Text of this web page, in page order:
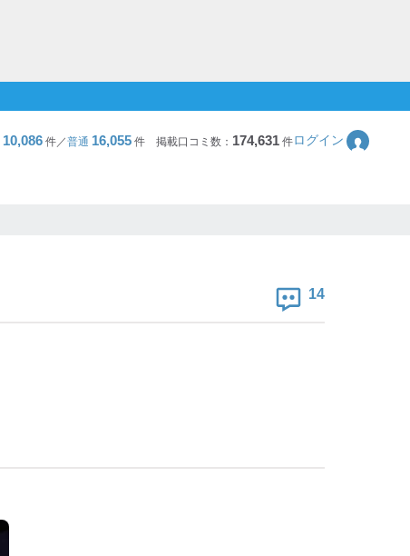
10,086 件／普通 16,055 件 掲載口コミ数： 174,631件ログイン
14